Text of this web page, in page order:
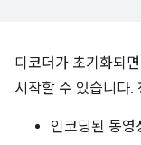
디코더가 초기화되면
시작할 수 있습니다.
인코딩된 동영